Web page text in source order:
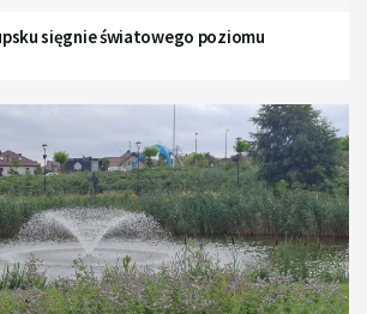
sięgnie światowego poziomu